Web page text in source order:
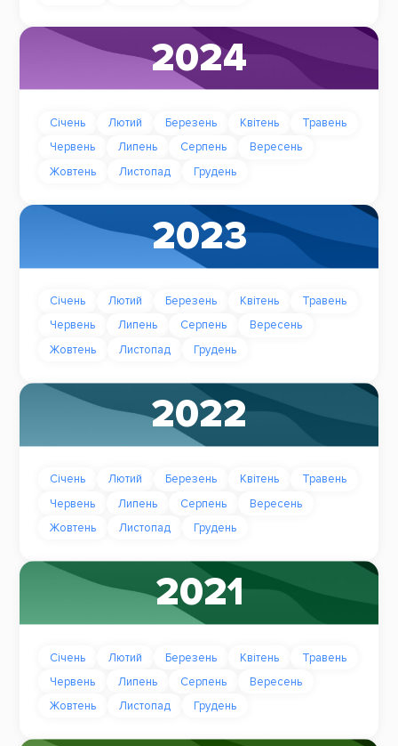
2024
Січень Лютий Березень Квітень
Травень
Червень
Липень Серпень
Вересень
Жовтень
Листопад Грудень
2023
Січень Лютий Березень Квітень
Травень
Червень
Липень Серпень
Вересень
Жовтень
Листопад Грудень
2022
Січень Лютий Березень Квітень
Травень
Червень
Липень Серпень
Вересень
Жовтень
Листопад Грудень
2021
Січень Лютий Березень Квітень
Травень
Червень
Липень Серпень
Вересень
Жовтень
Листопад Грудень